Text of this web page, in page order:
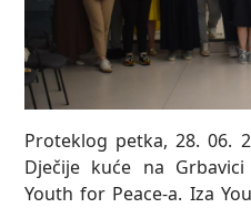
Proteklog petka, 28. 06.
Dječije kuće na
Youth for Peace-a. Iza